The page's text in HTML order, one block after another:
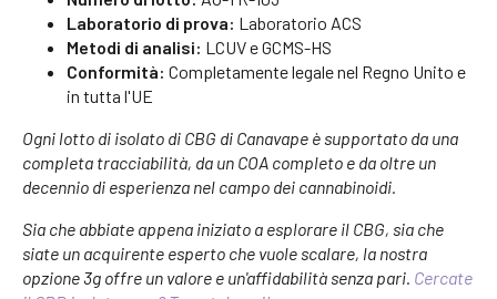
Laboratorio di prova: Laboratorio ACS
Metodi di analisi: LCUV e GCMS-HS
Conformità: Completamente legale nel Regno Unito e
in tutta l'UE
Ogni lotto di isolato di CBG di Canavape è supportato da una
completa tracciabilità, da un COA completo e da oltre un
decennio di esperienza nel campo dei cannabinoidi.
Sia che abbiate appena iniziato a esplorare il CBG, sia che
siate un acquirente esperto che vuole scalare, la nostra
opzione 3g offre un valore e un'affidabilità senza pari. Cercate